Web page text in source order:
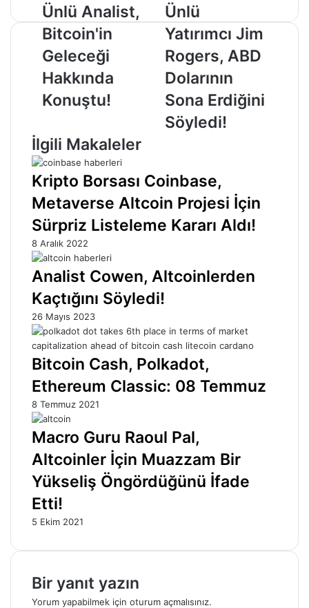
Ünlü
Analist,
Bitcoin'in
Geleceği
Hakkında
Konuştu!
Ünlü Analist,
Bitcoin'in
Geleceği
Hakkında
Konuştu!
Ünlü
Yatırımcı
Jim
Rogers,
ABD
Dolarının
Sona
Erdiğini
Söyledi!
Ünlü
Yatırımcı Jim
Rogers, ABD
Dolarının
Sona Erdiğini
Söyledi!
İlgili Makaleler
Kripto Borsası Coinbase,
Metaverse Altcoin Projesi İçin
Sürpriz Listeleme Kararı Aldı!
8 Aralık 2022
Analist Cowen, Altcoinlerden
Kaçtığını Söyledi!
26 Mayıs 2023
Bitcoin Cash, Polkadot,
Ethereum Classic: 08 Temmuz
8 Temmuz 2021
Macro Guru Raoul Pal,
Altcoinler İçin Muazzam Bir
Yükseliş Öngördüğünü İfade
Etti!
5 Ekim 2021
Bir yanıt yazın
Yorum yapabilmek için oturum açmalısınız.